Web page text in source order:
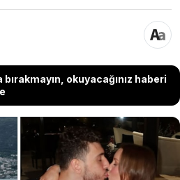
okuyacağınız haberi
Alperen Şengün’ün sosyal